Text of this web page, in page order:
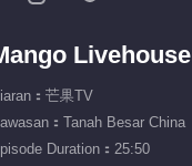
Livehouse
：芒果TV
：Tanah Besar China
Duration：25:50